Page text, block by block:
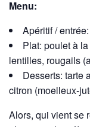
Menu:
Apéritif /
Plat: poulet à
lentilles, rougails
Desserts: tarte
citron (moelleux-
Alors, qui vient se